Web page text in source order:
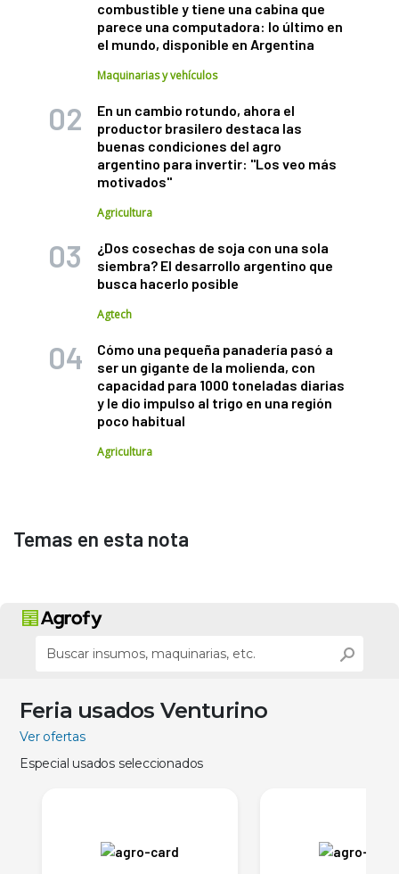
combustible y tiene una cabina que
parece una computadora: lo último en
el mundo, disponible en Argentina
Maquinarias y vehículos
En un cambio rotundo, ahora el
productor brasilero destaca las
buenas condiciones del agro
argentino para invertir: "Los veo más
motivados"
Agricultura
¿Dos cosechas de soja con una sola
siembra? El desarrollo argentino que
busca hacerlo posible
Agtech
Cómo una pequeña panadería pasó a
ser un gigante de la molienda, con
capacidad para 1000 toneladas diarias
y le dio impulso al trigo en una región
poco habitual
Agricultura
Temas en esta nota
Feria usados Venturino
Ver ofertas
Especial usados seleccionados